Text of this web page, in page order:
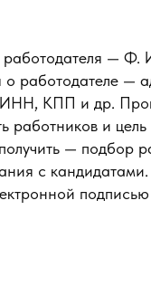
работодателя —
о работодателе —
КПП и др.
работников и
— подбор
с